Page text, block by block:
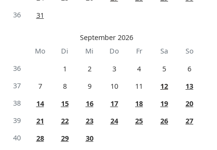
36
31
September 2026
Mo
Di Mi Do Fr Sa
So
36
1 2 3 4 5
6
37
7 8 9 10 11 12
13
38
14 15 16 17 18 19
20
39
21 22 23 24 25 26
27
40
28 29
30